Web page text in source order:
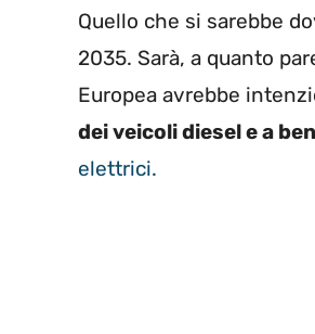
Quello che si sarebbe
2035. Sarà, a quanto
Europea avrebbe
dei veicoli diesel e a
elettrici.